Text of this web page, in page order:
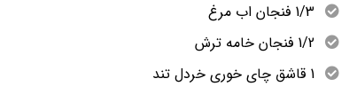
1/3 فنجان اب مرغ
1/2 فنجان خامه ترش
1 قاشق چای خوری خردل تند